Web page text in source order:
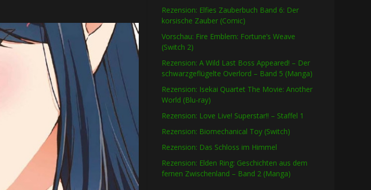
Rezension: Elfies Zauberbuch Band 6: Der
korsische Zauber (Comic)
Vorschau: Fire Emblem: Fortune’s Weave
(Switch 2)
Rezension: A Wild Last Boss Appeared! – Der
schwarzgeflügelte Overlord – Band 5 (Manga)
Rezension: Isekai Quartet The Movie: Another
World (Blu-ray)
Rezension: Love Live! Superstar!! – Staffel 1
Rezension: Biomechanical Toy (Switch)
Rezension: Das Schloss im Himmel
Rezension: Elden Ring: Geschichten aus dem
fernen Zwischenland – Band 2 (Manga)